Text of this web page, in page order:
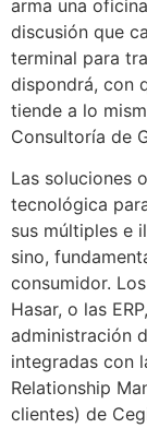
arma una
discusión que
terminal para
dispondrá, con
tiende a lo
Consultoría de
Las soluciones
tecnológica
sus múltiples e
sino,
consumidor.
Hasar, o las
administración
integradas con
Relationship
clientes) de